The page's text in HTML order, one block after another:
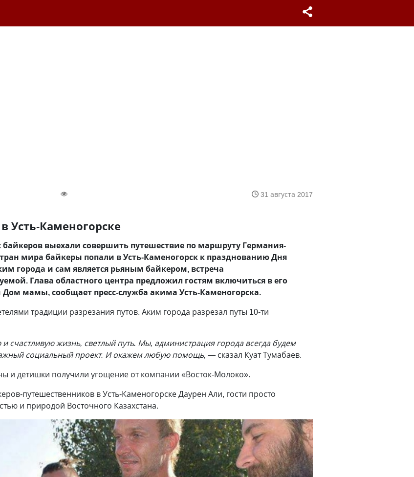
31 августа 2017
Усть-Каменогорске
выехали совершить путешествие по маршруту Германия-
мира байкеры попали в Усть-Каменогорск к празднованию Дня
города и сам является рьяным байкером, встреча
Глава областного центра предложил гостям включиться в его
мамы, сообщает пресс-служба акима Усть-Каменогорска.
традиции разрезания путов. Аким города разрезал путы 10-ти
счастливую жизнь, светлый путь. Мы, администрация города всегда будем
социальный проект. И окажем любую помощь, — сказал Куат Тумабаев.
детишки получили угощение от компании «Восток-Молоко».
путешественников в Усть-Каменогорске Даурен Али, гости просто
и природой Восточного Казахстана.